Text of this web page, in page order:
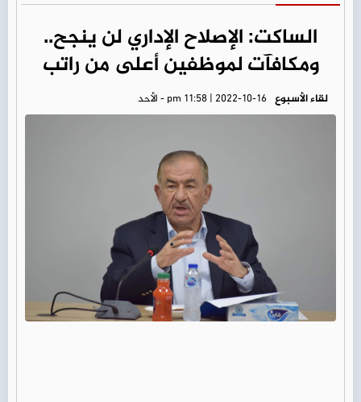
الساكت: الإصلاح الإداري لن ينجح..
ومكافآت لموظفين أعلى من راتب
لقاء الأسبوع pm 11:58 | 2022-10-16 - الأحد